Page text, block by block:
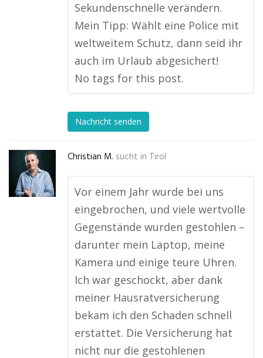
Sekundenschnelle verändern.
Mein Tipp: Wählt eine Police mit
weltweitem Schutz, dann seid ihr
auch im Urlaub abgesichert!
No tags for this post.
Nachricht senden
Christian M. sucht in Tirol
Vor einem Jahr wurde bei uns
eingebrochen, und viele wertvolle
Gegenstände wurden gestohlen –
darunter mein Laptop, meine
Kamera und einige teure Uhren.
Ich war geschockt, aber dank
meiner Hausratversicherung
bekam ich den Schaden schnell
erstattet. Die Versicherung hat
nicht nur die gestohlenen